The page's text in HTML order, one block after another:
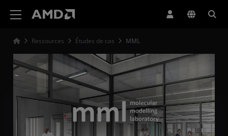
Ressources Études de cas MML